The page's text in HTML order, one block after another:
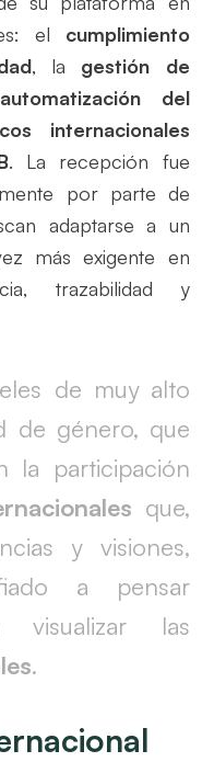
el cumplimiento
, la gestión de
automatización del
internacionales
. La recepción fue
por parte de
adaptarse a un
más exigente en
trazabilidad y
de muy alto
de género, que
la participación
que,
y visiones,
a pensar
las
.